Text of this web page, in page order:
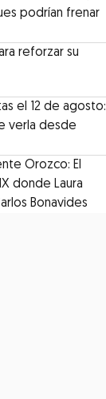
podrían frenar
reforzar su
el 12 de agosto:
verla desde
Orozco: El
donde Laura
Bonavides